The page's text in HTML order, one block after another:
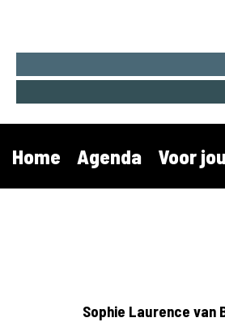
Home Agenda Voor jou
Sophie Laurence van